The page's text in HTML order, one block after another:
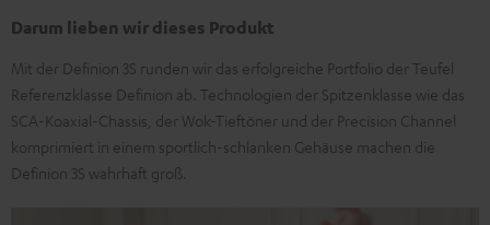
Darum lieben wir dieses Produkt
Mit der Definion 3S runden wir das erfolgreiche Portfolio der Teufel
Referenzklasse Definion ab. Technologien der Spitzenklasse wie das
SCA-Koaxial-Chassis, der Wok-Tieftöner und der Precision Channel
komprimiert in einem sportlich-schlanken Gehäuse machen die
Definion 3S wahrhaft groß.